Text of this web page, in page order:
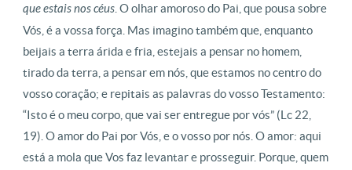
que estais nos céus . O olhar amoroso do Pai, que pousa sobre
Vós, é a vossa força. Mas imagino também que, enquanto
beijais a terra árida e fria, estejais a pensar no homem,
tirado da terra, a pensar em nós, que estamos no centro do
vosso coração; e repitais as palavras do vosso Testamento:
“Isto é o meu corpo, que vai ser entregue por vós” (Lc 22,
19). O amor do Pai por Vós, e o vosso por nós. O amor: aqui
está a mola que Vos faz levantar e prosseguir. Porque, quem